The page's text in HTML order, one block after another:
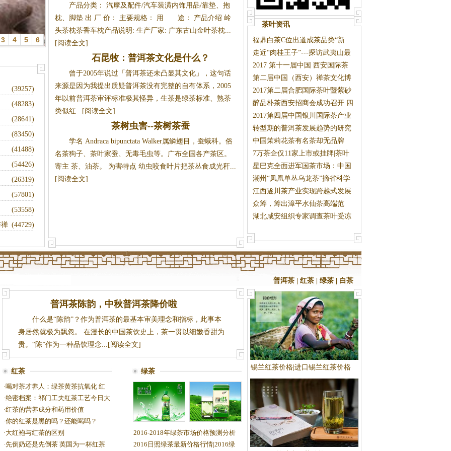
3 4 5 6
(39257)
(48283)
(28641)
(83450)
(41488)
(54426)
(26319)
(57801)
(53558)
(44729)
产品分类： 汽摩及配件/汽车装潢内饰用品/靠垫、抱
枕、脚垫 出 厂 价： 主要规格： 用 途： 产品介绍 岭
头茶枕茶香车枕产品说明: 生产厂家: 广东古山金叶茶枕...
[阅读全文]
石昆牧：普洱茶文化是什么？
曾于2005年说过「普洱茶还未凸显其文化」，这句话
来源是因为我提出质疑普洱茶没有完整的自有体系，2005
年以前普洱茶审评标准极其怪异，生茶是绿茶标准、熟茶
类似红...[阅读全文]
茶树虫害--茶树茶蚕
学名 Andraca bipunctata Walker属鳞翅目，蚕蛾科。俗
名茶狗子、茶叶家蚕、无毒毛虫等。广布全国各产茶区。
寄主 茶、油茶。 为害特点 幼虫咬食叶片把茶丛食成光秆...
[阅读全文]
茶叶资讯
福鼎白茶C位出道成茶品类“新
宠”
走近“肉桂王子”---探访武夷山最
2017 第十一届中国 西安国际茶
业博
第二届中国（西安）禅茶文化博
览会
2017第二届合肥国际茶叶暨紫砂
工艺
醉品朴茶西安招商会成功召开 四
个
2017第四届中国银川国际茶产业
博览
转型期的普洱茶发展趋势的研究
与判
中国茉莉花茶有名茶却无品牌
7万茶企仅11家上市或挂牌|茶叶
新闻
星巴克全面进军国茶市场：中国
茶该
潮州“凤凰单丛乌龙茶”摘省科学
技
江西遂川茶产业实现跨越式发展
众筹，筹出漳平水仙茶高端范
湖北咸安组织专家调查茶叶受冻
普洱茶| 红茶| 绿茶| 白茶
普洱茶陈韵，中秋普洱茶降价啦
什么是“陈韵”？作为普洱茶的最基本审美理念和指标，此事本
身居然就极为飘忽。 在漫长的中国茶饮史上，茶一贯以细嫩香甜为
贵。“陈”作为一种品饮理念...[阅读全文]
红茶
·喝对茶才养人：绿茶黄茶抗氧化 红
·绝密档案：祁门工夫红茶工艺今日大
·红茶的营养成分和药用价值
·你的红茶是黑的吗？还能喝吗？
·大红袍与红茶的区别
·先倒奶还是先倒茶 英国为一杯红茶
绿茶
询|统一绿茶批发
东日照绿茶
2016-2018年绿茶市场价格预测分析
2016日照绿茶最新价格行情|2016绿
锡兰红茶价格|进口锡兰红茶价格